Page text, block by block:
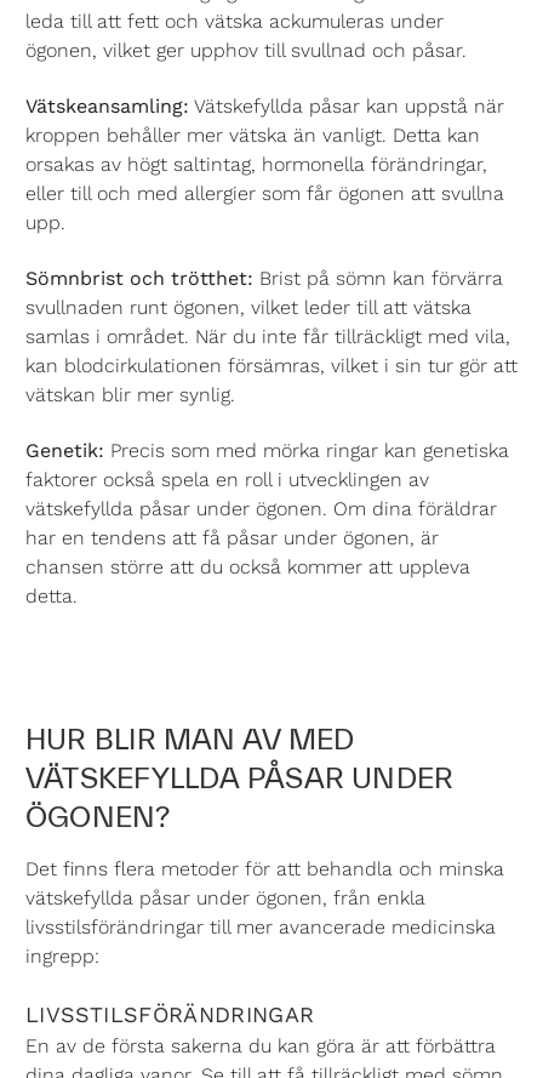
leda till att fett och vätska ackumuleras under
ögonen, vilket ger upphov till svullnad och påsar.
Vätskeansamling: Vätskefyllda påsar kan uppstå när
kroppen behåller mer vätska än vanligt. Detta kan
orsakas av högt saltintag, hormonella förändringar,
eller till och med allergier som får ögonen att svullna
upp.
Sömnbrist och trötthet: Brist på sömn kan förvärra
svullnaden runt ögonen, vilket leder till att vätska
samlas i området. När du inte får tillräckligt med vila,
kan blodcirkulationen försämras, vilket i sin tur gör att
vätskan blir mer synlig.
Genetik: Precis som med mörka ringar kan genetiska
faktorer också spela en roll i utvecklingen av
vätskefyllda påsar under ögonen. Om dina föräldrar
har en tendens att få påsar under ögonen, är
chansen större att du också kommer att uppleva
detta.
HUR BLIR MAN AV MED
VÄTSKEFYLLDA PÅSAR UNDER
ÖGONEN?
Det finns flera metoder för att behandla och minska
vätskefyllda påsar under ögonen, från enkla
livsstilsförändringar till mer avancerade medicinska
ingrepp:
LIVSSTILSFÖRÄNDRINGAR
En av de första sakerna du kan göra är att förbättra